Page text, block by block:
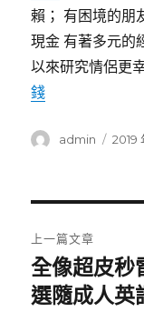
賴； 有困境的朋
現金 有著多元的
以來研究情侶更
錢
作
admin
發
2019
章
導
上一篇文章
上
一
全像超皮秒
選隨成人英